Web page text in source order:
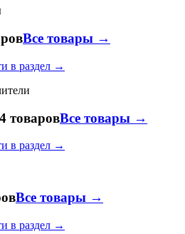
Все товары →
в раздел →
товаровВсе товары →
в раздел →
Все товары →
в раздел →